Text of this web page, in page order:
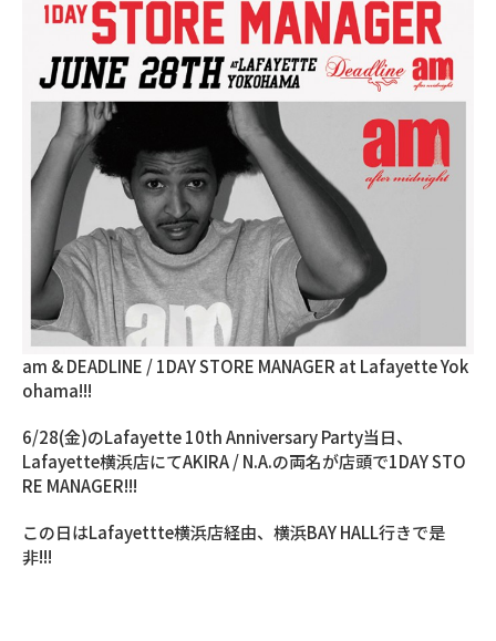
am & DEADLINE / 1DAY STORE MANAGER at Lafayette Yok
ohama!!!
6/28(金)のLafayette 10th Anniversary Party当日、
Lafayette横浜店にてAKIRA / N.A.の両名が店頭で1DAY STO
RE MANAGER!!!
この日はLafayettte横浜店経由、横浜BAY HALL行きで是
非!!!